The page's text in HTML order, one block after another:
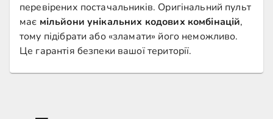
перевірених постачальників. Оригінальний пульт
має мільйони унікальних кодових комбінацій,
тому підібрати або «зламати» його неможливо.
Це гарантія безпеки вашої території.